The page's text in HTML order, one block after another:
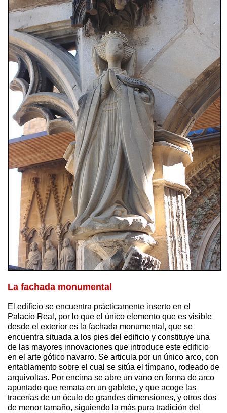
La fachada monumental
El edificio se encuentra prácticamente inserto en el
Palacio Real, por lo que el único elemento que es visible
desde el exterior es la fachada monumental, que se
encuentra situada a los pies del edificio y constituye una
de las mayores innovaciones que introduce este edificio
en el arte gótico navarro. Se articula por un único arco, con
entablamento sobre el cual se sitúa el tímpano, rodeado de
arquivoltas. Por encima se abre un vano en forma de arco
apuntado que remata en un gablete, y que acoge las
tracerías de un óculo de grandes dimensiones, y otros dos
de menor tamaño, siguiendo la más pura tradición del